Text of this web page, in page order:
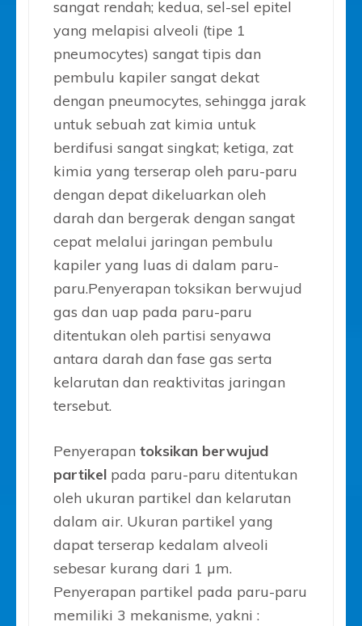
sangat rendah; kedua, sel-sel epitel
yang melapisi alveoli (tipe 1
pneumocytes) sangat tipis dan
pembulu kapiler sangat dekat
dengan pneumocytes, sehingga jarak
untuk sebuah zat kimia untuk
berdifusi sangat singkat; ketiga, zat
kimia yang terserap oleh paru-paru
dengan depat dikeluarkan oleh
darah dan bergerak dengan sangat
cepat melalui jaringan pembulu
kapiler yang luas di dalam paru-
paru.Penyerapan toksikan berwujud
gas dan uap pada paru-paru
ditentukan oleh partisi senyawa
antara darah dan fase gas serta
kelarutan dan reaktivitas jaringan
tersebut.
Penyerapan toksikan berwujud
partikel pada paru-paru ditentukan
oleh ukuran partikel dan kelarutan
dalam air. Ukuran partikel yang
dapat terserap kedalam alveoli
sebesar kurang dari 1 µm.
Penyerapan partikel pada paru-paru
memiliki 3 mekanisme, yakni :